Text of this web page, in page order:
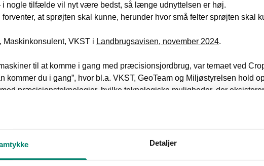
Detaljer
i nogle tilfælde vil nyt være bedst, så længe udnyttelsen er høj.
at sprøjten skal kunne, herunder hvor små felter sprøjten skal
Maskinkonsulent, VKST i Landbrugsavisen, november 2024.
til at komme i gang med præcisionsjordbrug, var temaet ved
kommer du i gang”, hvor bl.a. VKST, GeoTeam og Miljøstyrelsen hold
præcisionsteknologier, hvilke teknologiske muligheder, der
i arbejdet med IPM-principperne.